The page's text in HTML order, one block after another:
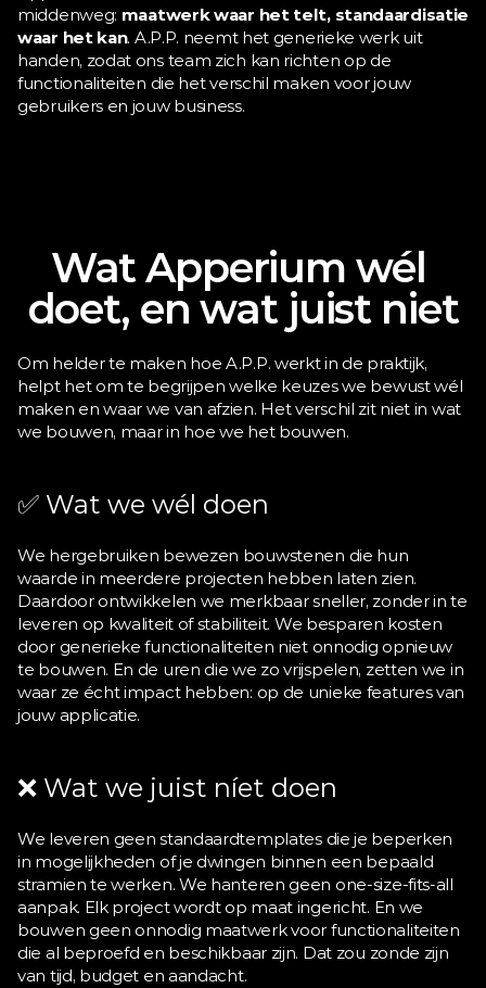
middenweg: maatwerk waar het telt, standaardisatie
waar het kan. A.P.P. neemt het generieke werk uit
handen, zodat ons team zich kan richten op de
functionaliteiten die het verschil maken voor jouw
gebruikers en jouw business.
Wat Apperium wél
doet, en wat juist niet
Om helder te maken hoe A.P.P. werkt in de praktijk,
helpt het om te begrijpen welke keuzes we bewust wél
maken en waar we van afzien. Het verschil zit niet in wat
we bouwen, maar in hoe we het bouwen.
✅ Wat we wél doen
We hergebruiken bewezen bouwstenen die hun
waarde in meerdere projecten hebben laten zien.
Daardoor ontwikkelen we merkbaar sneller, zonder in te
leveren op kwaliteit of stabiliteit. We besparen kosten
door generieke functionaliteiten niet onnodig opnieuw
te bouwen. En de uren die we zo vrijspelen, zetten we in
waar ze écht impact hebben: op de unieke features van
jouw applicatie.
❌ Wat we juist níet doen
We leveren geen standaardtemplates die je beperken
in mogelijkheden of je dwingen binnen een bepaald
stramien te werken. We hanteren geen one-size-fits-all
aanpak. Elk project wordt op maat ingericht. En we
bouwen geen onnodig maatwerk voor functionaliteiten
die al beproefd en beschikbaar zijn. Dat zou zonde zijn
van tijd, budget en aandacht.